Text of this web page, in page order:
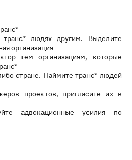
людях другим. Выделите
организация
тем организациям, которые
стране. Наймите транс* людей
проектов, пригласите их в
адвокационные усилия по